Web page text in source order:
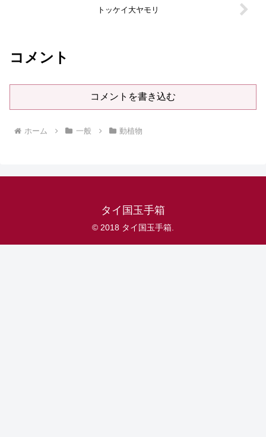
トッケイ大ヤモリ
コメント
コメントを書き込む
ホーム 一般 動植物
タイ国玉手箱
© 2018 タイ国玉手箱.